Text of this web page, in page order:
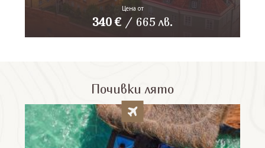
Цена от
340 € / 665 лв.
Почивки лято